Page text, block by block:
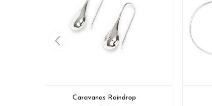
Caravanas Raindrop